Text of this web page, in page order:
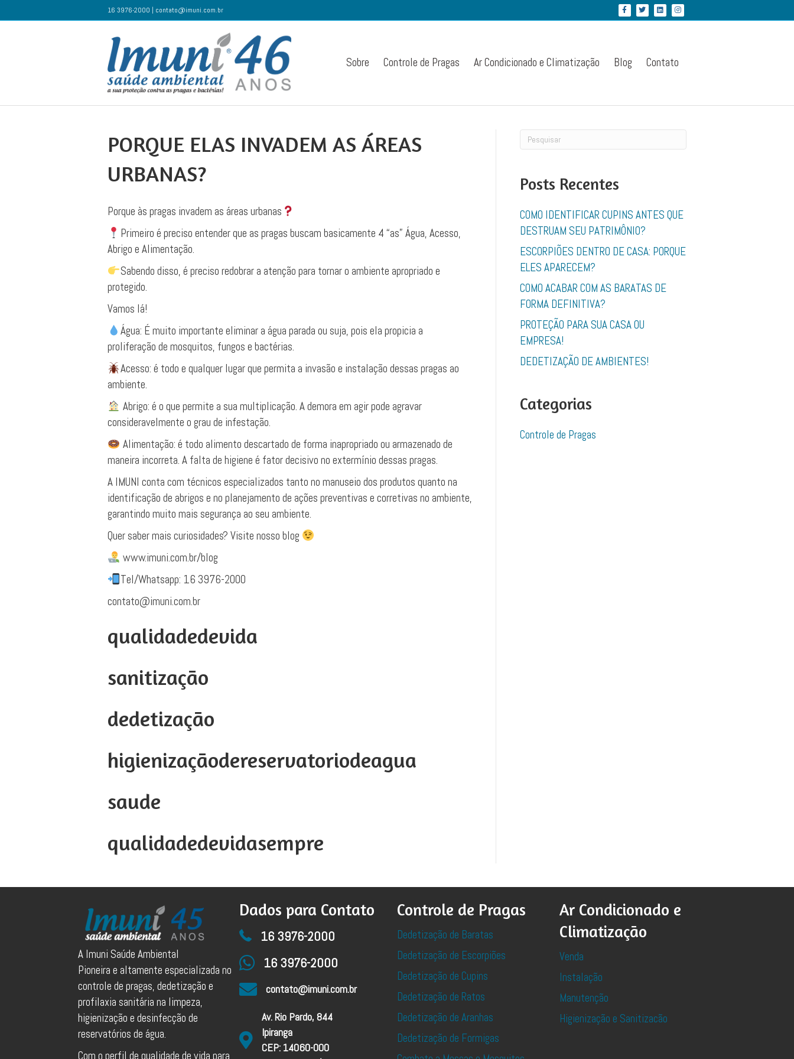
16 3976-2000 | contato@imuni.com.br FacebookTwitter Linkedin
Sobre Controle de Pragas Ar Condicionado e Climatização Blog Contato
PORQUE ELAS INVADEM AS ÁREAS
URBANAS?
Porque às pragas invadem as áreas urbanas
Primeiro é preciso entender que as pragas buscam basicamente 4 “as” Água, Acesso,
Abrigo e Alimentação.
Sabendo disso, é preciso redobrar a atenção para tornar o ambiente apropriado e
protegido.
Vamos lá!
Água: É muito importante eliminar a água parada ou suja, pois ela propicia a
proliferação de mosquitos, fungos e bactérias.
Acesso: é todo e qualquer lugar que permita a invasão e instalação dessas pragas ao
ambiente.
Abrigo: é o que permite a sua multiplicação. A demora em agir pode agravar
consideravelmente o grau de infestação.
Alimentação: é todo alimento descartado de forma inapropriado ou armazenado de
maneira incorreta. A falta de higiene é fator decisivo no extermínio dessas pragas.
A IMUNI conta com técnicos especializados tanto no manuseio dos produtos quanto na
identificação de abrigos e no planejamento de ações preventivas e corretivas no ambiente,
garantindo muito mais segurança ao seu ambiente.
Quer saber mais curiosidades? Visite nosso blog
www.imuni.com.br/blog
Tel/Whatsapp: 16 3976-2000
contato@imuni.com.br
qualidadedevida
sanitização
dedetização
higienizaçãodereservatoriodeagua
saude
qualidadedevidasempre
Posts Recentes
COMO IDENTIFICAR CUPINS ANTES QUE
DESTRUAM SEU PATRIMÔNIO?
ESCORPIÕES DENTRO DE CASA: PORQUE
ELES APARECEM?
COMO ACABAR COM AS BARATAS DE
FORMA DEFINITIVA?
PROTEÇÃO PARA SUA CASA OU
EMPRESA!
DEDETIZAÇÃO DE AMBIENTES!
Categorias
Controle de Pragas
A Imuni Saúde Ambiental
Pioneira e altamente especializada no
controle de pragas, dedetização e
profilaxia sanitária na limpeza,
higienização e desinfecção de
reservatórios de água.
Com o perfil de qualidade de vida para
Dados para Contato
16 3976-2000
16 3976-2000
contato@imuni.com.br
Av. Rio Pardo, 844
Ipiranga
CEP: 14060-000
Controle de Pragas
Dedetização de Baratas
Dedetização de Escorpiões
Dedetização de Cupins
Dedetização de Ratos
Dedetização de Aranhas
Dedetização de Formigas
Ar Condicionado e
Climatização
Venda
Instalação
Manutenção
Higienização e Sanitizacão